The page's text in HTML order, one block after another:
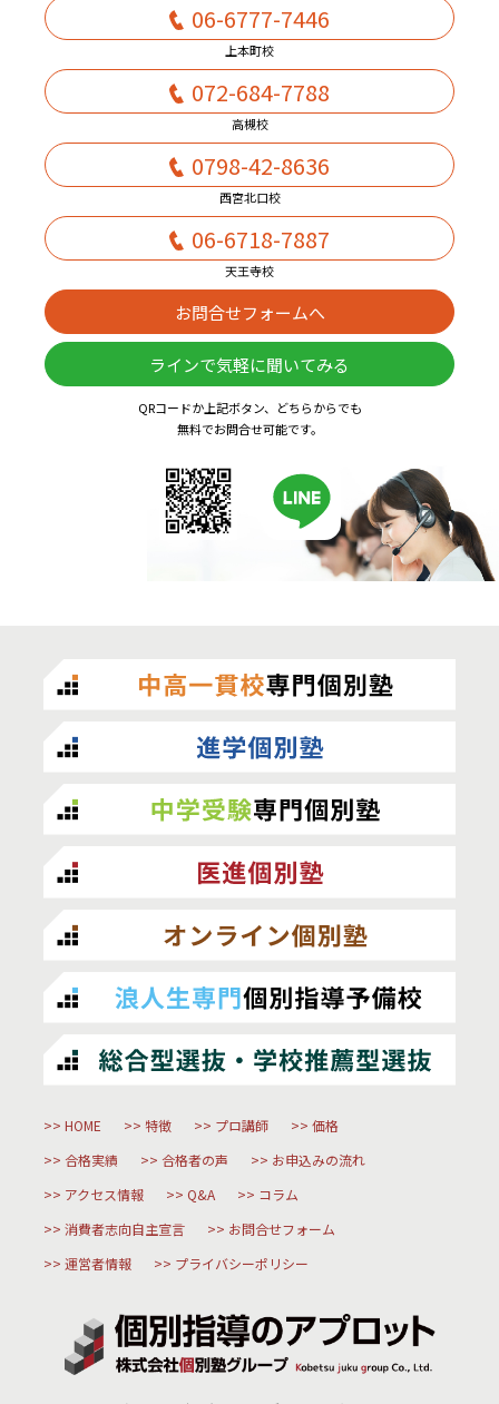
06-6777-7446
上本町校
072-684-7788
高槻校
0798-42-8636
西宮北口校
06-6718-7887
天王寺校
お問合せフォームへ
ラインで気軽に聞いてみる
QRコードか上記ボタン、どちらからでも
無料でお問合せ可能です。
HOME 特徴 プロ講師
価格
合格実績
合格者の声
お申込みの流れ
アクセス情報
Q&A
コラム
消費者志向自主宣言
お問合せフォーム
運営者情報
プライバシーポリシー